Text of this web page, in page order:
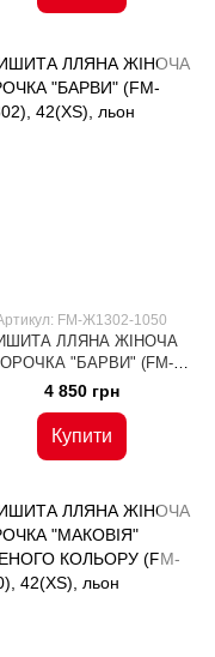
FM-Ж1302-1050
ЛЛЯНА ЖІНОЧА
"БАРВИ" (FM-
Ж1302), 42(XS), льон
4 850 грн
Купити